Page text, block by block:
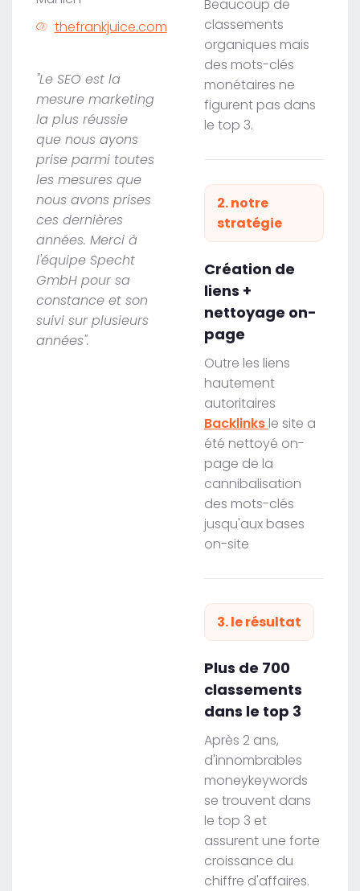
thefrankjuice.com
"Le SEO est la
mesure marketing
la plus réussie
que nous ayons
prise parmi toutes
les mesures que
nous avons prises
ces dernières
années. Merci à
l'équipe Specht
GmbH pour sa
constance et son
suivi sur plusieurs
années".
Beaucoup de
classements
organiques mais
des mots-clés
monétaires ne
figurent pas dans
le top 3.
2. notre
stratégie
Création de
liens +
nettoyage on-
page
Outre les liens
hautement
autoritaires
Backlinks le site a
été nettoyé on-
page de la
cannibalisation
des mots-clés
jusqu'aux bases
on-site
3. le résultat
Plus de 700
classements
dans le top 3
Après 2 ans,
d'innombrables
moneykeywords
se trouvent dans
le top 3 et
assurent une forte
croissance du
chiffre d'affaires.